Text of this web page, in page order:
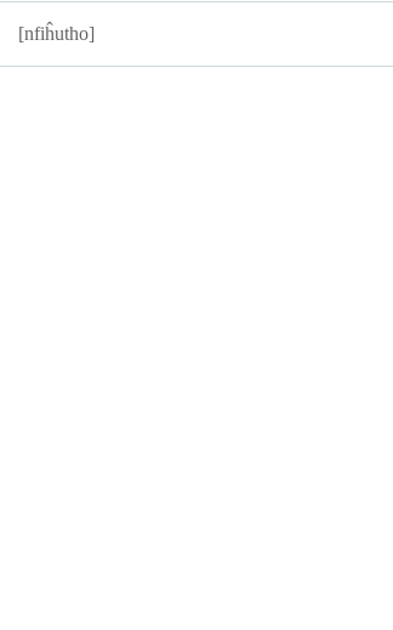
[nfiĥutho]